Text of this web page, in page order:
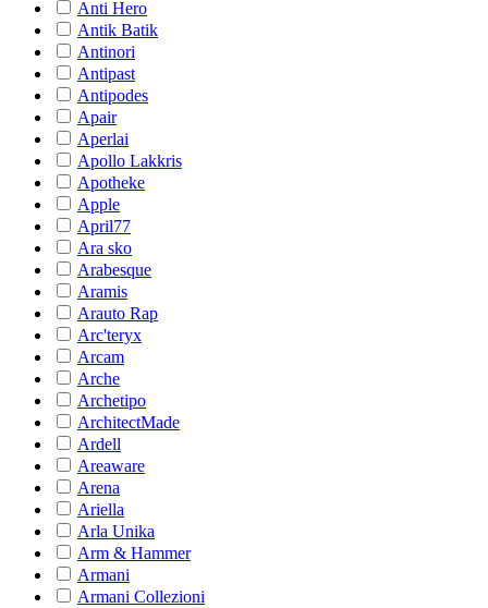
Anti Hero
Antik Batik
Antinori
Antipast
Antipodes
Apair
Aperlai
Apollo Lakkris
Apotheke
Apple
April77
Ara sko
Arabesque
Aramis
Arauto Rap
Arc'teryx
Arcam
Arche
Archetipo
ArchitectMade
Ardell
Areaware
Arena
Ariella
Arla Unika
Arm & Hammer
Armani
Armani Collezioni